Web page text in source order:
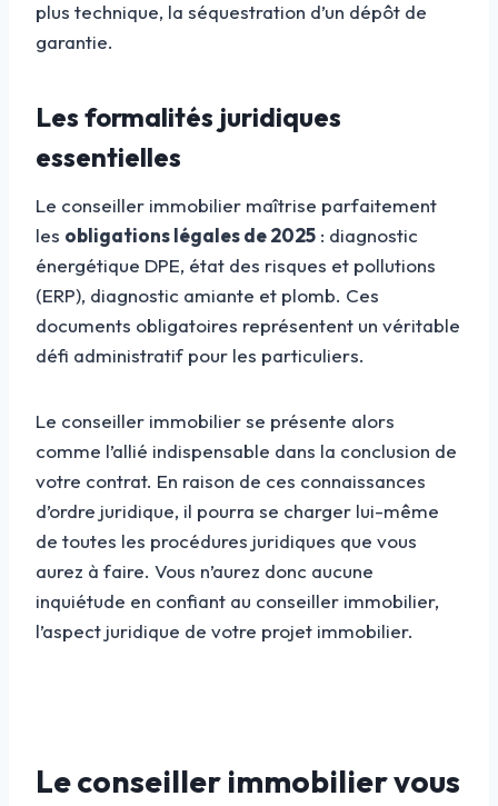
plus technique, la séquestration d’un dépôt de
garantie.
Les formalités juridiques
essentielles
Le conseiller immobilier maîtrise parfaitement
les obligations légales de 2025 : diagnostic
énergétique DPE, état des risques et pollutions
(ERP), diagnostic amiante et plomb. Ces
documents obligatoires représentent un véritable
défi administratif pour les particuliers.
Le conseiller immobilier se présente alors
comme l’allié indispensable dans la conclusion de
votre contrat. En raison de ces connaissances
d’ordre juridique, il pourra se charger lui-même
de toutes les procédures juridiques que vous
aurez à faire. Vous n’aurez donc aucune
inquiétude en confiant au conseiller immobilier,
l’aspect juridique de votre projet immobilier.
Le conseiller immobilier vous